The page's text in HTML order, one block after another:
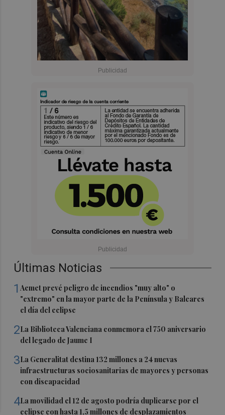
Últimas Noticias
1Aemet prevé peligro de incendios "muy alto" o
"extremo" en la mayor parte de la Península y Baleares
el día del eclipse
2La Biblioteca Valenciana conmemora el 750 aniversario
del legado de Jaume I
3La Generalitat destina 132 millones a 24 nuevas
infraestructuras sociosanitarias de mayores y personas
con discapacidad
4La movilidad el 12 de agosto podría duplicarse por el
eclipse con hasta 1,5 millones de desplazamientos